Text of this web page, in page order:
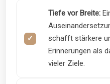
Tiefe vor Breite:
schafft stärkere
Erinnerungen als
vieler Ziele.